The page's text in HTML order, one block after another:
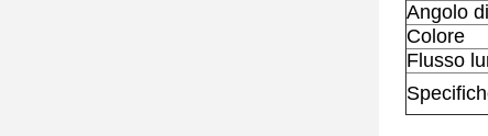
Angolo
Colore
Flusso